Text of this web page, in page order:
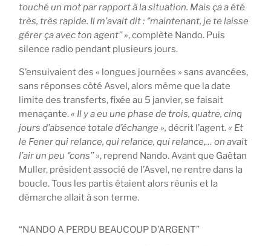
touché un mot par rapport à la situation. Mais ça a été
très, très rapide. Il m’avait dit : ‘’maintenant, je te laisse
gérer ça avec ton agent’’ », complète Nando. Puis
silence radio pendant plusieurs jours.
S’ensuivaient des « longues journées » sans avancées,
sans réponses côté Asvel, alors même que la date
limite des transferts, fixée au 5 janvier, se faisait
menaçante.« Il y a eu une phase de trois, quatre, cinq
jours d’absence totale d’échange »,décrit l’agent.« Et
le Fener qui relance, qui relance, qui relance,… on avait
l’air un peu ‘’cons’’ », reprend Nando. Avant que Gaëtan
Muller, président associé de l’Asvel, ne rentre dans la
boucle. Tous les partis étaient alors réunis et la
démarche allait à son terme.
“NANDO A PERDU BEAUCOUP D’ARGENT”